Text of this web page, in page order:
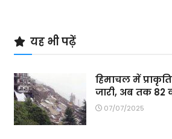
यह भी पढ़ें
हिमाचल में
जारी, अब तक 82
07/07/2025